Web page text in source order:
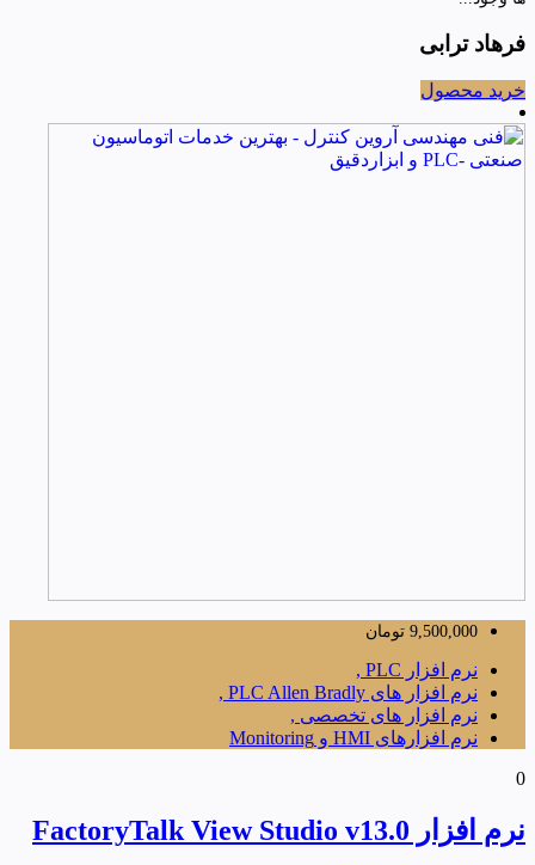
فرهاد ترابی
خرید محصول
9,500,000 تومان
نرم افزار PLC ,
نرم افزار های PLC Allen Bradly ,
نرم افزار های تخصصی ,
نرم افزارهای HMI و Monitoring
0
نرم افزار FactoryTalk View Studio v13.0